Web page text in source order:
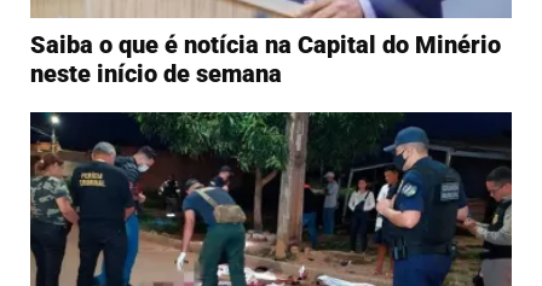
Saiba o que é notícia na Capital do Minério
neste início de semana